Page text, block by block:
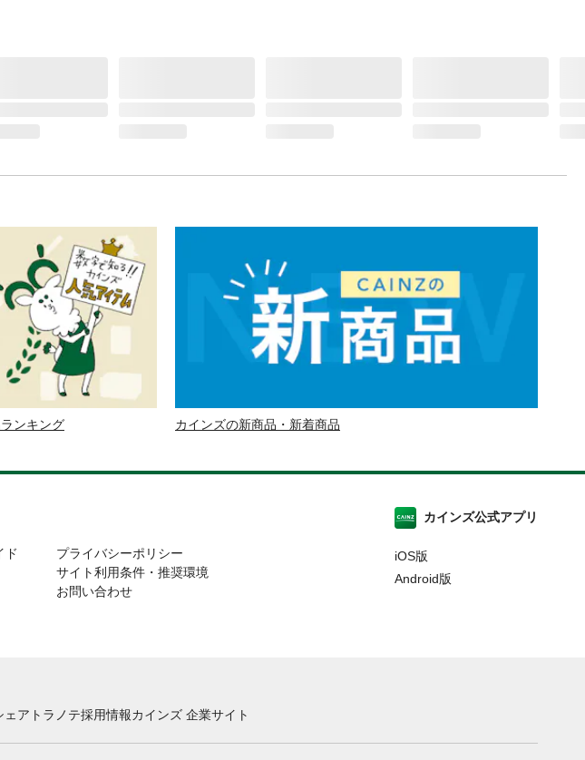
ンキング カインズの新商品・新着商品
ド
プライバシーポリシー
サイト利用条件・推奨環境
お問い合わせ
カインズ公式アプリ
iOS版
Android版
ェア トラノテ採用情報カインズ 企業サイト